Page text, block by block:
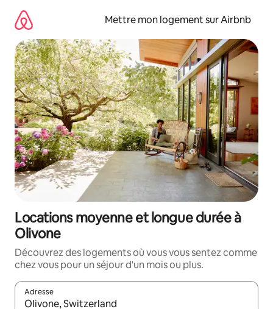
directement
contenu
Mettre mon logement sur Airbnb
Locations moyenne et longue durée à
Olivone
Découvrez des logements où vous vous sentez comme
chez vous pour un séjour d'un mois ou plus.
Adresse
Lorsque les résultats s'affichent, utilisez les flèches vers le